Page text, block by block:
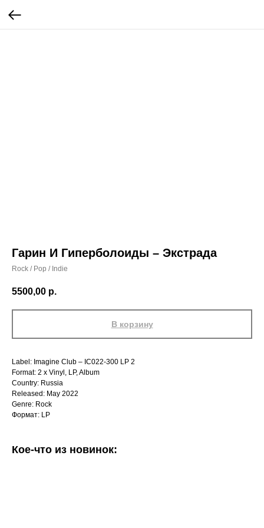
Гарин И Гиперболоиды – Экстрада
Rock / Pop / Indie
5500,00 р.
В корзину
Label: Imagine Club – IC022-300 LP 2
Format: 2 x Vinyl, LP, Album
Country: Russia
Released: May 2022
Genre: Rock
Формат: LP
Кое-что из новинок: